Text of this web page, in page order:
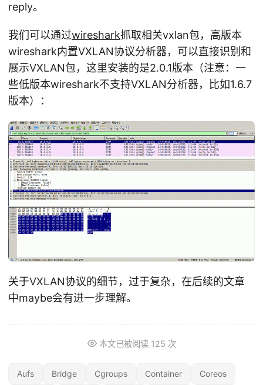
reply。
我们可以通过wireshark抓取相关vxlan包，高版本
wireshark内置VXLAN协议分析器，可以直接识别和
展示VXLAN包，这里安装的是2.0.1版本（注意：一
些低版本wireshark不支持VXLAN分析器，比如1.6.7
版本）：
关于VXLAN协议的细节，过于复杂，在后续的文章
中maybe会有进一步理解。
本文已被阅读 125 次
Aufs Bridge Cgroups Container Coreos